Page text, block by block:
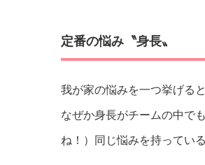
定番の悩み〝身長〟
我が家の悩みを一つ挙げる
なぜか身長がチームの中で
ね！）同じ悩みを持ってい